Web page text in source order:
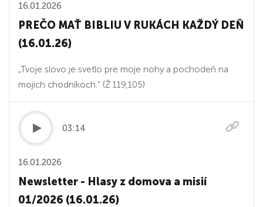
16.01.2026
PREČO MAŤ BIBLIU V RUKÁCH KAŽDÝ DEŇ
(16.01.26)
„Tvoje slovo je svetlo pre moje nohy a pochodeň na
mojich chodníkoch.“ (Ž 119,105)
03:14
16.01.2026
Newsletter - Hlasy z domova a misií
01/2026 (16.01.26)